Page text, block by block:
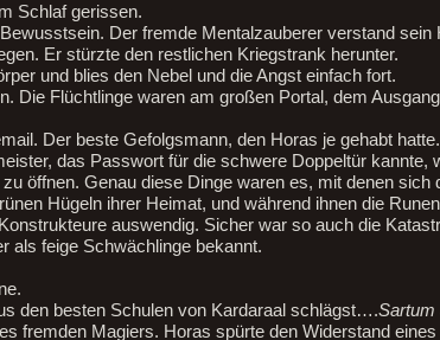
Schlaf gerissen.
Der fremde Mentalzauberer verstand sein
Er stürzte den restlichen Kriegstrank herunter.
und blies den Nebel und die Angst einfach fort.
Die Flüchtlinge waren am großen Portal, dem
Der beste Gefolgsmann, den Horas je gehabt hatte.
das Passwort für die schwere Doppeltür kannte,
öffnen. Genau diese Dinge waren es, mit denen sich
Hügeln ihrer Heimat, und während ihnen die
auswendig. Sicher war so auch die
als feige Schwächlinge bekannt.
den besten Schulen von Kardaraal schlägst….Sartum
fremden Magiers. Horas spürte den Widerstand